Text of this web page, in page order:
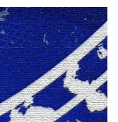
اقتصاد
فنّ
رياضة
متفرقات